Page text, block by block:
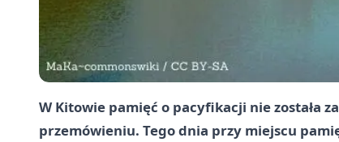
W Kitowie pamięć o pacyfikacji nie została
przemówieniu. Tego dnia przy miejscu